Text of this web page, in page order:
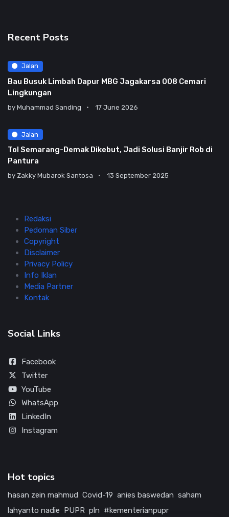
Recent Posts
Jalan
Bau Busuk Limbah Dapur MBG Jagakarsa 008 Cemari
Lingkungan
by Muhammad Sanding 17 June 2026
Jalan
Tol Semarang-Demak Dikebut, Jadi Solusi Banjir Rob di
Pantura
by Zakky Mubarok Santosa 13 September 2025
Redaksi
Pedoman Siber
Copyright
Disclaimer
Privacy Policy
Info Iklan
Media Partner
Kontak
Social Links
Facebook
Twitter
YouTube
WhatsApp
LinkedIn
Instagram
Hot topics
hasan zein mahmud Covid-19 anies baswedan saham
lahyanto nadie PUPR pln #kementerianpupr